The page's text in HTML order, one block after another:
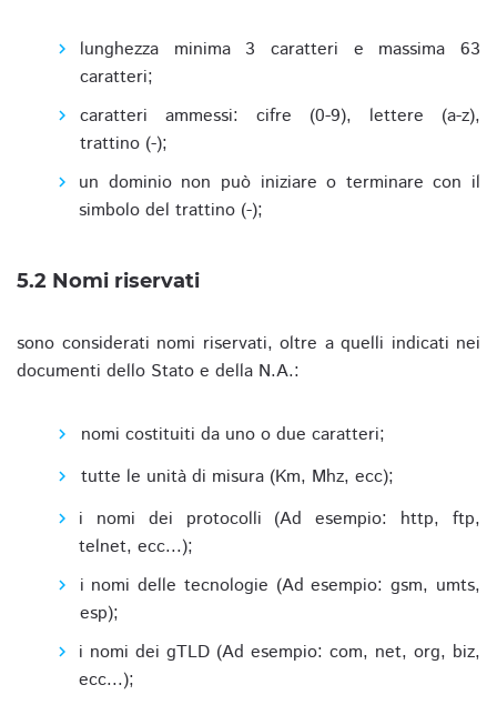
lunghezza minima 3 caratteri e massima 63
caratteri;
caratteri ammessi: cifre (0-9), lettere (a-z),
trattino (-);
un dominio non può iniziare o terminare con il
simbolo del trattino (-);
5.2 Nomi riservati
sono considerati nomi riservati, oltre a quelli indicati nei
documenti dello Stato e della N.A.:
nomi costituiti da uno o due caratteri;
tutte le unità di misura (Km, Mhz, ecc);
i nomi dei protocolli (Ad esempio: http, ftp,
telnet, ecc...);
i nomi delle tecnologie (Ad esempio: gsm, umts,
esp);
i nomi dei gTLD (Ad esempio: com, net, org, biz,
ecc...);